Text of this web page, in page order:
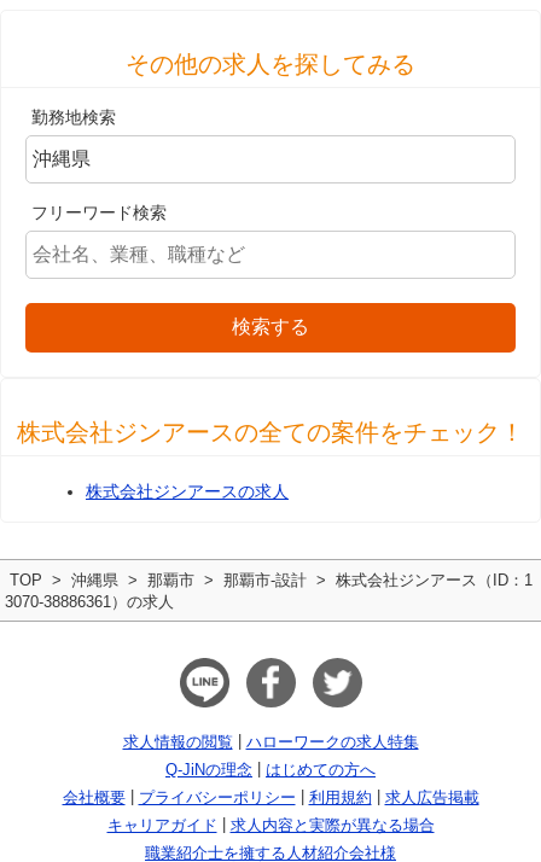
その他の求人を探してみる
勤務地検索
フリーワード検索
検索する
株式会社ジンアースの全ての案件をチェック！
株式会社ジンアースの求人
TOP 沖縄県 那覇市 那覇市-設計
株式会社ジンアース（ID：1
3070-38886361）の求人
求人情報の閲覧
ハローワークの求人特集
Q-JiNの理念
はじめての方へ
会社概要
プライバシーポリシー 利用規約
求人広告掲載
キャリアガイド
求人内容と実際が異なる場合
職業紹介士を擁する人材紹介会社様